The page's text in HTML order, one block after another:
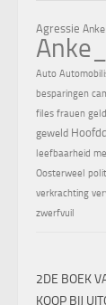
Agressie Anke
Auto
besparingen
files frauen geld
geweld
leefbaarheid
Oosterweel
verkrachting
zwerfvuil
2DE BOEK
KOOP BIJ